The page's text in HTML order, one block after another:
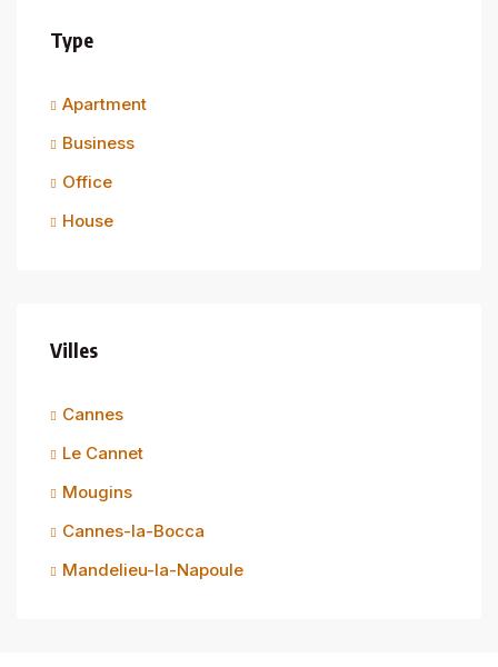
Type
Apartment
Business
Office
House
Villes
Cannes
Le Cannet
Mougins
Cannes-la-Bocca
Mandelieu-la-Napoule